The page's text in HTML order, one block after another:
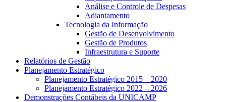
Análise e Controle de Despesas
Adiantamento
Tecnologia da Informação
Gestão de Desenvolvimento
Gestão de Produtos
Infraestrutura e Suporte
Relatórios de Gestão
Planejamento Estratégico
Planejamento Estratégico 2015 – 2020
Planejamento Estratégico 2022 – 2026
Demonstrações Contábeis da UNICAMP